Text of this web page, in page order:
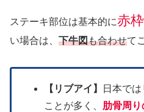
ステーキ部位は基本的に赤枠
い場合は、 下牛図も合わせて
【リブアイ】 日本では
ことが多く、 肋骨周り